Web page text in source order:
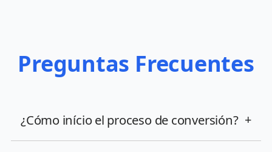
Preguntas Frecuentes
¿Cómo início el proceso de conversión? +